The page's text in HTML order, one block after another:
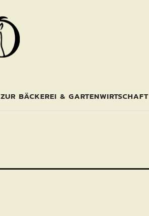
ZUR BÄCKEREI & GARTENWIRTSCHAFT